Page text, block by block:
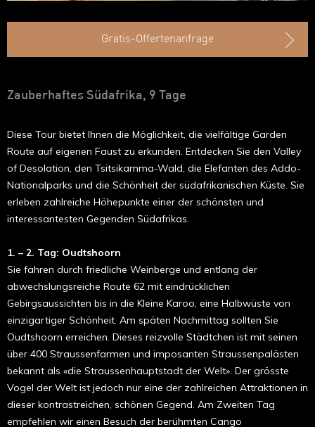
Gratis-Offertenanfrage
Zauberhaftes Südafrika, 9 Tage
Diese Tour bietet Ihnen die Möglichkeit, die vielfältige Garden
Route auf eigenen Faust zu erkunden. Entdecken Sie den Valley
of Desolation, den Tsitsikamma-Wald, die Elefanten des Addo-
Nationalparks und die Schönheit der südafrikanischen Küste. Sie
erleben zahlreiche Höhepunkte einer der schönsten und
interessantesten Gegenden Südafrikas.
1. – 2. Tag: Oudtshoorn
Sie fahren durch friedliche Weinberge und entlang der
abwechslungsreiche Route 62 mit eindrücklichen
Gebirgsaussichten bis in die Kleine Karoo, eine Halbwüste von
einzigartiger Schönheit. Am späten Nachmittag sollten Sie
Oudtshoorn erreichen. Dieses reizvolle Städtchen ist mit seinen
über 400 Straussenfarmen und imposanten Straussenpalästen
bekannt als «die Straussenhauptstadt der Welt». Der grösste
Vogel der Welt ist jedoch nur eine der zahlreichen Attraktionen in
dieser kontrastreichen, schönen Gegend. Am Zweiten Tag
empfehlen wir einen Besuch der berühmten Cango